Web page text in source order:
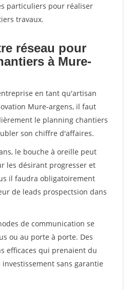
particuliers pour réaliser
travaux.
réseau pour
à Mure-
en tant qu'artisan
Mure-argens, il faut
le planning chantiers
son chiffre d'affaires.
le bouche à oreille peut
les désirant progresser et
il faudra obligatoirement
de leads prospectsion dans
de communication se
ou au porte à porte. Des
efficaces qui prenaient du
sans garantie